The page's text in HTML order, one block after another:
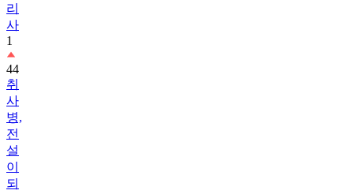
리
사
1
44
취
사
병,
전
설
이
되